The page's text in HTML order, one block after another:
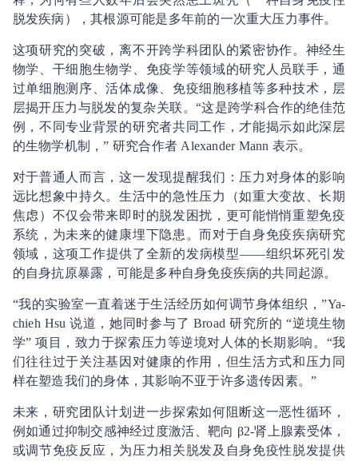
脱发疾病），其根源可能是多年前的一次重大压力事件。
这项研究的突破，离不开跨学科团队的紧密协作。神经生
物学、干细胞生物学、免疫学等领域的研究人员联手，通
过单细胞测序、活体成像、免疫细胞移植等多种技术，层
层揭开压力与脱发的复杂关联。“这是跨学科合作的绝佳范
例，不同专业背景的研究者共同工作，才能揭示如此深层
的生物学机制，” 研究合作者 Alexander Mann 表示。
对于普通人而言，这一发现提醒我们：压力对身体的影响
远比想象中持久。生活中的急性压力（如重大变故、长期
焦虑）不仅会带来即时的脱发困扰，更可能悄悄重塑免疫
系统，为未来的健康埋下隐患。而对于自身免疫疾病研究
领域，这项工作提供了全新的发病模型——组织坏死引发
的自身抗原暴露，可能是多种自身免疫疾病的共同起源。
“我的实验室一直着迷于生活经历如何调节身体组织，”Ya-
chieh Hsu 说道，她同时参与了 Broad 研究所的 “逆境生物
学” 项目，致力于探索压力等逆境对人体的长期影响。“我
们往往过于关注基因对健康的作用，但生活方式和压力同
样在塑造我们的身体，其影响不亚于许多遗传因素。”
未来，研究团队计划进一步探索如何阻断这一恶性循环，
例如通过抑制交感神经过度激活、靶向 β2-肾上腺素受体，
或调节免疫反应，为压力相关脱发及自身免疫性脱发提供